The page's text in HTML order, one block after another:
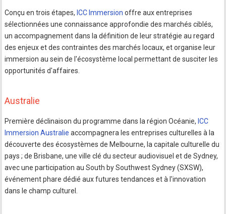
Conçu en trois étapes, ICC Immersion offre aux entreprises
sélectionnées une connaissance approfondie des marchés ciblés,
un accompagnement dans la définition de leur stratégie au regard
des enjeux et des contraintes des marchés locaux, et organise leur
immersion au sein de l'écosystème local permettant de susciter les
opportunités d'affaires.
Australie
Première déclinaison du programme dans la région Océanie, ICC
Immersion Australie accompagnera les entreprises culturelles à la
découverte des écosystèmes de Melbourne, la capitale culturelle du
pays ; de Brisbane, une ville clé du secteur audiovisuel et de Sydney,
avec une participation au South by Southwest Sydney (SXSW),
événement phare dédié aux futures tendances et à l'innovation
dans le champ culturel.